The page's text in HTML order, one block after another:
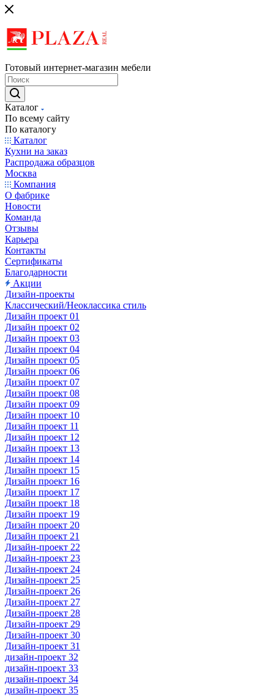
Готовый интернет-магазин мебели
Каталог
По всему сайту
По каталогу
Каталог
Кухни на заказ
Распродажа образцов
Москва
Компания
О фабрике
Новости
Команда
Отзывы
Карьера
Контакты
Сертификаты
Благодарности
Акции
Дизайн-проекты
Классический/Неоклассика стиль
Дизайн проект 01
Дизайн проект 02
Дизайн проект 03
Дизайн проект 04
Дизайн проект 05
Дизайн проект 06
Дизайн проект 07
Дизайн проект 08
Дизайн проект 09
Дизайн проект 10
Дизайн проект 11
Дизайн проект 12
Дизайн проект 13
Дизайн проект 14
Дизайн проект 15
Дизайн проект 16
Дизайн проект 17
Дизайн проект 18
Дизайн проект 19
Дизайн проект 20
Дизайн проект 21
Дизайн-проект 22
Дизайн-проект 23
Дизайн-проект 24
Дизайн-проект 25
Дизайн-проект 26
Дизайн-проект 27
Дизайн-проект 28
Дизайн-проект 29
Дизайн-проект 30
Дизайн-проект 31
дизайн-проект 32
дизайн-проект 33
дизайн-проект 34
дизайн-проект 35